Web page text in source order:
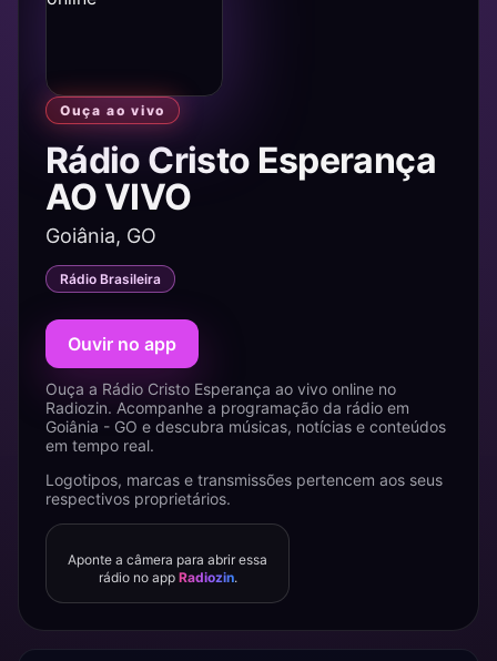
Ouça ao vivo
Rádio Cristo Esperança
AO VIVO
Goiânia, GO
Rádio Brasileira
Ouvir no app
Ouça a Rádio Cristo Esperança ao vivo online no
Radiozin. Acompanhe a programação da rádio em
Goiânia - GO e descubra músicas, notícias e conteúdos
em tempo real.
Logotipos, marcas e transmissões pertencem aos seus
respectivos proprietários.
Aponte a câmera para abrir essa
rádio no app Radiozin.